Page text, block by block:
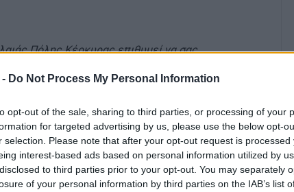
Do Not Process My Personal Information
opt-out of the sale, sharing to third parties, or processing of your
for targeted advertising by us, please use the below opt-
selection. Please note that after your opt-out request is processed
interest-based ads based on personal information utilized by
to third parties prior to your opt-out. You may separately
of your personal information by third parties on the IAB’s list
Πόλης Κέρκυρας επιθυμεί να σας
με την επίλυση των προβλημάτων κυκλοφορίας
κατοίκων και παρουσίαση προτάσεων για την
παλινωδίες των Δημοτικών Αρχών, η έναρξη
αλλά η αίσθηση που δημιουργείται μετά την
για άλλη μια φορά το ζήτημα παραπέμπεται στις